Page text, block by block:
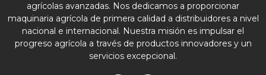
agrícolas avanzadas. Nos dedicamos a proporcionar
maquinaria agrícola de primera calidad a distribuidores a nivel
nacional e internacional. Nuestra misión es impulsar el
progreso agrícola a través de productos innovadores y un
servicios excepcional.